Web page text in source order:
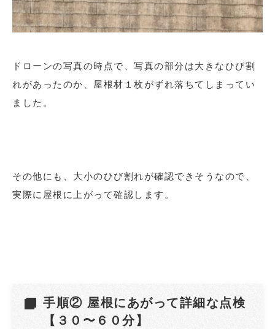
ドローンの写真の時点で、写真の部分は大きなひび割
れがあったのか、屋根材１枚がずれ落ちてしまってい
ました。
その他にも、大小のひび割れが確認できそうなので、
実際に屋根に上がって確認します。
手順② 屋根にあがって詳細な点検
【３０〜６０分】